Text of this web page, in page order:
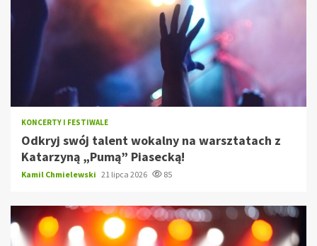
KONCERTY I FESTIWALE
Odkryj swój talent wokalny na warsztatach z
Katarzyną „Pumą” Piasecką!
Kamil Chmielewski 21 lipca 2026 85